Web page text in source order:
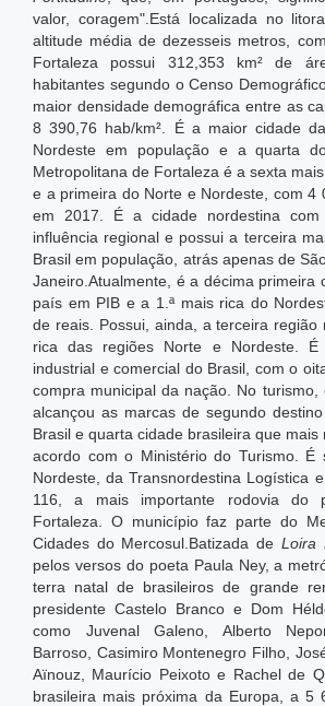
valor, coragem".Está localizada no
altitude média de dezesseis metros,
Fortaleza possui 312,353 km² de
habitantes segundo o Censo
maior densidade demográfica entre as
8 390,76 hab/km².
É a maior cidade
Nordeste em população e a quarta
Metropolitana de Fortaleza é a sexta
e a primeira do Norte e Nordeste, com 4
em 2017. É a cidade nordestina
influência regional e possui a terceira
Brasil em população, atrás apenas de
Janeiro.Atualmente, é a décima primeira
país em PIB e a 1.ª mais rica do
de reais.
Possui, ainda, a terceira região
rica das regiões Norte e Nordeste. É
industrial e comercial do Brasil, com o
compra municipal da nação. No
alcançou as marcas de segundo
Brasil e quarta cidade brasileira que
acordo com o Ministério do Turismo. É
Nordeste, da Transnordestina Logística
116, a mais importante rodovia do
Fortaleza. O município faz parte do
Cidades do Mercosul.Batizada de Loira
pelos versos do poeta Paula Ney, a
terra natal de brasileiros de grande
presidente Castelo Branco e Dom
como Juvenal Galeno, Alberto
Barroso, Casimiro Montenegro Filho,
Aïnouz, Maurício Peixoto e Rachel de
brasileira mais próxima da Europa, a 5